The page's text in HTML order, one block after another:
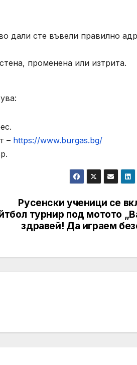
дали сте въвели правилно
променена или изтрита.
– https://www.burgas.bg/
Русенски ученици се
турнир под мотото
здравей! Да играем